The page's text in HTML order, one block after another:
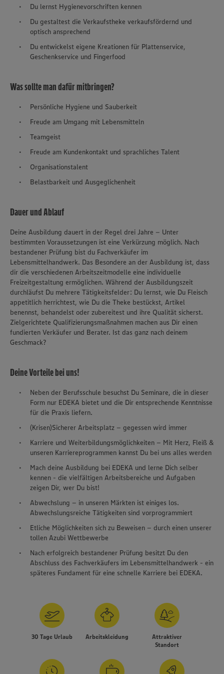
Wir setzen Cookies und andere Technologien ein, um Ihnen
ermöglichen. Wir verwenden Ihre Daten, um unsere
Website zu personalisieren und Ihnen möglichst relevante
Du lernst Hygienevorschriften kennen
Du gestaltest die Verkaufstheke verkaufsfördernd und
optisch ansprechend
Du entwickelst eigene Kreationen für Plattenservice,
Geschenkservice und Fingerfood
Was sollte man dafür mitbringen?
Persönliche Hygiene und Sauberkeit
Freude am Umgang mit Lebensmitteln
Teamgeist
Freude am Kundenkontakt und sprachliches Talent
Organisationstalent
Belastbarkeit und Ausgeglichenheit
Dauer und Ablauf
Deine Ausbildung dauert in der Regel drei Jahre – Unter
bestimmten Voraussetzungen ist eine Verkürzung möglich. Nach
bestandener Prüfung bist du Fachverkäufer im
Lebensmittelhandwerk. Das Besondere an der Ausbildung ist, dass
dir die verschiedenen Arbeitszeitmodelle eine individuelle
Freizeitgestaltung ermöglichen. Während der Ausbildungszeit
durchläufst Du mehrere Tätigkeitsfelder: Du lernst, wie Du Fleisch
appetitlich herrichtest, wie Du die Theke bestückst, Artikel
benennst, behandelst oder zubereitest und ihre Qualität sicherst.
Zielgerichtete Qualifizierungsmaßnahmen machen aus Dir einen
fundierten Verkäufer und Berater. Ist das ganz nach deinem
Geschmack?
Deine Vorteile bei uns!
Neben der Berufsschule besuchst Du Seminare, die in dieser
Form nur EDEKA bietet und die Dir entsprechende Kenntnisse
für die Praxis liefern.
(Krisen)Sicherer Arbeitsplatz – gegessen wird immer
Karriere und Weiterbildungsmöglichkeiten – Mit Herz, Fleiß &
unseren Karriereprogrammen kannst Du bei uns alles werden
Mach deine Ausbildung bei EDEKA und lerne Dich selber
kennen - die vielfältigen Arbeitsbereiche und Aufgaben
zeigen Dir, wer Du bist!
Abwechslung – in unseren Märkten ist einiges los.
Abwechslungsreiche Tätigkeiten sind vorprogrammiert
Etliche Möglichkeiten sich zu Beweisen – durch einen unserer
tollen Azubi Wettbewerbe
Nach erfolgreich bestandener Prüfung besitzt Du den
Abschluss des Fachverkäufers im Lebensmittelhandwerk - ein
späteres Fundament für eine schnelle Karriere bei EDEKA.
30 Tage Urlaub Arbeitskleidung
Attraktiver
Standort